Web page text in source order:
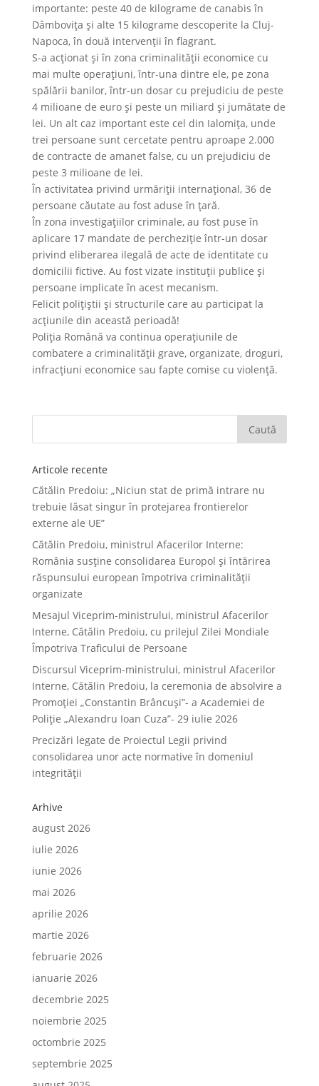
importante: peste 40 de kilograme de canabis în
Dâmbovița și alte 15 kilograme descoperite la Cluj-
Napoca, în două intervenții în flagrant.
S-a acționat și în zona criminalității economice cu
mai multe operațiuni, într-una dintre ele, pe zona
spălării banilor, într-un dosar cu prejudiciu de peste
4 milioane de euro și peste un miliard și jumătate de
lei. Un alt caz important este cel din Ialomița, unde
trei persoane sunt cercetate pentru aproape 2.000
de contracte de amanet false, cu un prejudiciu de
peste 3 milioane de lei.
În activitatea privind urmăriții internațional, 36 de
persoane căutate au fost aduse în țară.
În zona investigațiilor criminale, au fost puse în
aplicare 17 mandate de percheziție într-un dosar
privind eliberarea ilegală de acte de identitate cu
domicilii fictive. Au fost vizate instituții publice și
persoane implicate în acest mecanism.
Felicit polițiștii și structurile care au participat la
acțiunile din această perioadă!
Poliția Română va continua operațiunile de
combatere a criminalității grave, organizate, droguri,
infracțiuni economice sau fapte comise cu violență.
Articole recente
Cătălin Predoiu: „Niciun stat de primă intrare nu
trebuie lăsat singur în protejarea frontierelor
externe ale UE”
Cătălin Predoiu, ministrul Afacerilor Interne:
România susține consolidarea Europol și întărirea
răspunsului european împotriva criminalității
organizate
Mesajul Viceprim-ministrului, ministrul Afacerilor
Interne, Cătălin Predoiu, cu prilejul Zilei Mondiale
Împotriva Traficului de Persoane
Discursul Viceprim-ministrului, ministrul Afacerilor
Interne, Cătălin Predoiu, la ceremonia de absolvire a
Promoției „Constantin Brâncuși”- a Academiei de
Poliție „Alexandru Ioan Cuza”- 29 iulie 2026
Precizări legate de Proiectul Legii privind
consolidarea unor acte normative în domeniul
integrității
Arhive
august 2026
iulie 2026
iunie 2026
mai 2026
aprilie 2026
martie 2026
februarie 2026
ianuarie 2026
decembrie 2025
noiembrie 2025
octombrie 2025
septembrie 2025